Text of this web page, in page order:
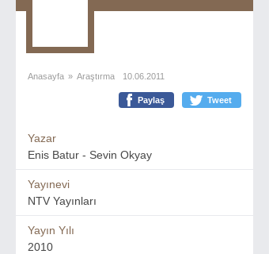
Anasayfa » Araştırma 10.06.2011
Paylaş Tweet
Yazar
Enis Batur - Sevin Okyay
Yayınevi
NTV Yayınları
Yayın Yılı
2010